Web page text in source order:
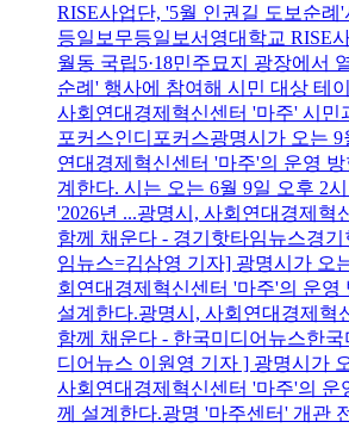
RISE사업단, '5월 인권길 도보순례
등일보무등일보서영대학교 RISE
월동 국립5·18민주묘지 광장에서
순례' 행사에 참여해 시민 대상 테
사회연대경제혁신센터 '마주' 시민
포커스인디포커스광명시가 오는 9
연대경제혁신센터 '마주'의 운영
계한다. 시는 오는 6월 9일 오후 2
'2026년 ...광명시, 사회연대경제혁
함께 채운다 - 경기핫타임뉴스경
임뉴스=김삼영 기자] 광명시가 오
회연대경제혁신센터 '마주'의 운영
설계한다.광명시, 사회연대경제혁
함께 채운다 - 한국미디어뉴스한국
디어뉴스 이원영 기자 ] 광명시가
사회연대경제혁신센터 '마주'의 운
께 설계한다.광명 '마주센터' 개관